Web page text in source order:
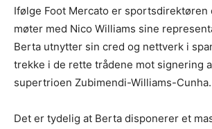
Ifølge Foot Mercato er sportsdirektøren
møter med Nico Williams sine
Berta utnytter sin cred og nettverk i
trekke i de rette trådene mot signering
supertrioen Zubimendi-Williams-Cunha.
Det er tydelig at Berta disponerer et